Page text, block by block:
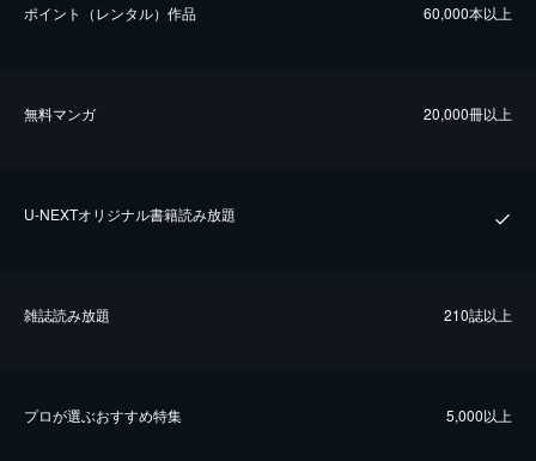
ポイント（レンタル）作品 60,000本以上
無料マンガ 20,000冊以上
U-NEXTオリジナル書籍読み放題
雑誌読み放題 210誌以上
プロが選ぶおすすめ特集 5,000以上